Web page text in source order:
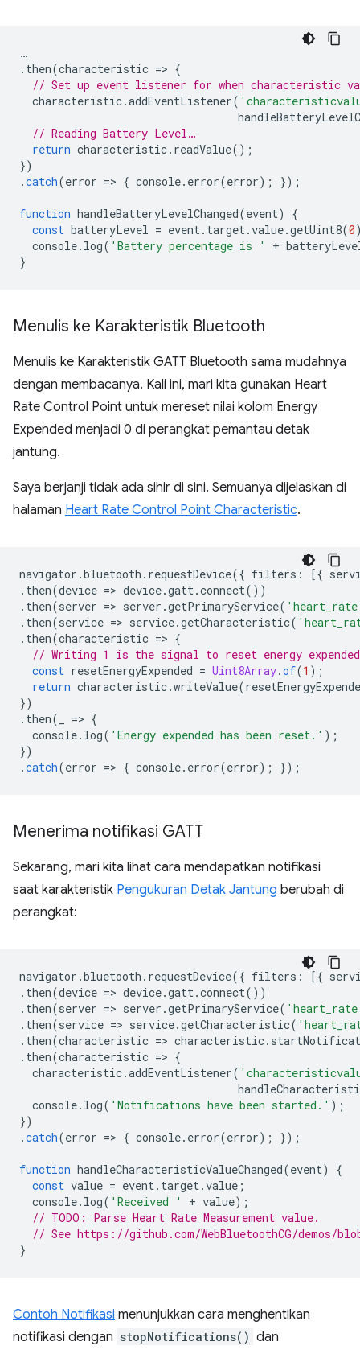
…
. then(characteristic => {
// Set up event listener for when characteristic
characteristic.addEventListener(
// Reading Battery Level…
return characteristic. readValue();
})
.catch(error => { console. error(error); });
function handleBatteryLevelChanged(event)
{
const batteryLevel = event. target.value.getUint8(0
console. log( 'Battery percentage is ' +
}
Menulis ke Karakteristik Bluetooth
Menulis ke Karakteristik GATT Bluetooth sama mudahnya
dengan membacanya. Kali ini, mari kita gunakan Heart
Rate Control Point untuk mereset nilai kolom Energy
Expended menjadi 0 di perangkat pemantau detak
jantung.
Saya berjanji tidak ada sihir di sini. Semuanya dijelaskan di
halaman Heart Rate Control Point Characteristic.
navigator .bluetooth . requestDevice({ filters : [{
. then(device => device.gatt.connect())
. then(server => server .getPrimaryService(
. then(service => service.getCharacteristic(
. then(characteristic => {
// Writing 1 is the signal to reset energy
const resetEnergyExpended = Uint8Array.of(1 );
return characteristic.writeValue(
})
. then( => {
console. log( 'Energy expended has been reset.' );
})
.catch(error => { console. error(error); });
Menerima notifikasi GATT
Sekarang, mari kita lihat cara mendapatkan notifikasi
saat karakteristik Pengukuran Detak Jantung berubah di
perangkat:
navigator .bluetooth . requestDevice({ filters : [{
. then(device => device.gatt.connect())
. then(server => server .getPrimaryService(
. then(service => service.getCharacteristic(
. then(characteristic => characteristic.
. then(characteristic => {
characteristic.addEventListener(
console. log( 'Notifications have been started.' );
})
.catch(error => { console. error(error); });
function handleCharacteristicValueChanged(event)
{
const value = event. target.value ;
console. log( 'Received ' + value);
// TODO: Parse Heart Rate Measurement value.
// See https://github.com/WebBluetoothCG/demos/
}
Contoh Notifikasi menunjukkan cara menghentikan
notifikasi dengan stopNotifications() dan